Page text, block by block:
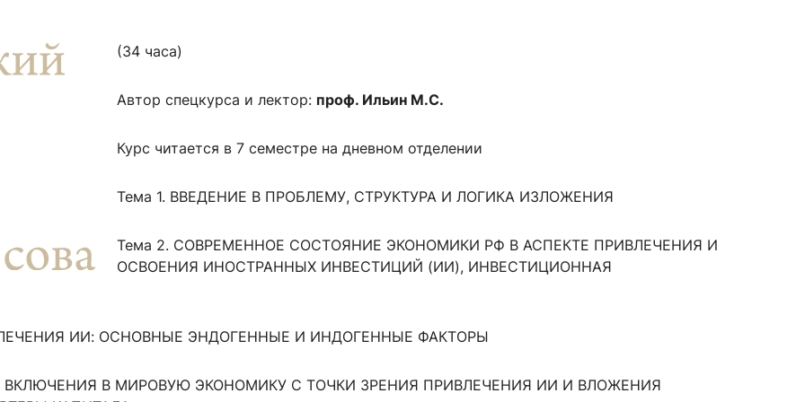
трудоустройству
/ мероприятия
Электронные и цифровые базы
Информационно-аналитический отдел
факультета»
«Экономика»
(34 часа)
Автор спецкурса и лектор: проф. Ильин М.С.
Курс читается в 7 семестре на дневном отделении
Тема 1. ВВЕДЕНИЕ В ПРОБЛЕМУ, СТРУКТУРА И ЛОГИКА ИЗЛОЖЕНИЯ
Тема 2. СОВРЕМЕННОЕ СОСТОЯНИЕ ЭКОНОМИКИ РФ В АСПЕКТЕ ПРИВЛЕЧЕНИЯ И
ОСВОЕНИЯ ИНОСТРАННЫХ ИНВЕСТИЦИЙ (ИИ), ИНВЕСТИЦИОННАЯ
ИИ: ОСНОВНЫЕ ЭНДОГЕННЫЕ И ИНДОГЕННЫЕ ФАКТОРЫ
В МИРОВУЮ ЭКОНОМИКУ С ТОЧКИ ЗРЕНИЯ ПРИВЛЕЧЕНИЯ ИИ И ВЛОЖЕНИЯ